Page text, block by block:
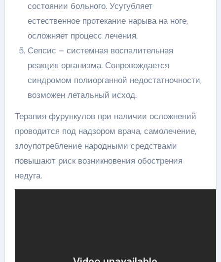
состоянии больного. Усугубляет
естественное протекание нарыва на ноге,
осложняет процесс лечения.
Сепсис – системная воспалительная
реакция организма. Сопровождается
синдромом полиорганной недостатночности,
возможен летальный исход.
Терапия фурункулов при наличии осложнений
проводится под надзором врача, самолечение,
злоупотребление народными средствами
повышают риск возникновения обострения
недуга.